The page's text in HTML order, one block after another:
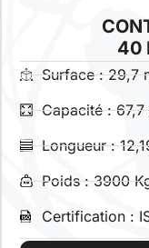
40
Surface : 29,7
Capacité : 67,7
Longueur :
Poids : 3900
Certification :